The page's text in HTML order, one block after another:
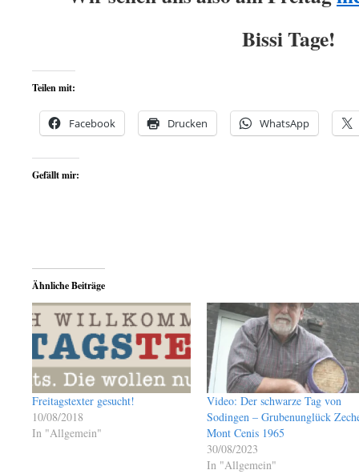
Bissi Tage!
Teilen mit:
Facebook Drucken WhatsApp
Gefällt mir:
Ähnliche Beiträge
Freitagstexter gesucht!
10/08/2018
In "Allgemein"
Video: Der schwarze Tag von
Sodingen – Grubenunglück
Mont Cenis 1965
30/08/2023
In "Allgemein"